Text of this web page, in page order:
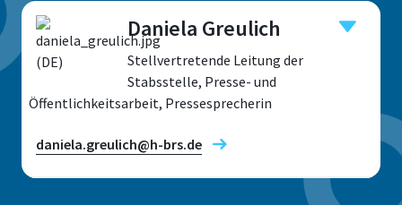
Daniela Greulich
Stellvertretende Leitung der
Stabsstelle, Presse- und
Öffentlichkeitsarbeit, Pressesprecherin
daniela.greulich@h-brs.de